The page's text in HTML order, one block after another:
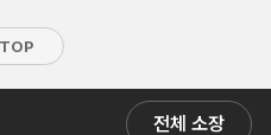
전체 소장
TOP